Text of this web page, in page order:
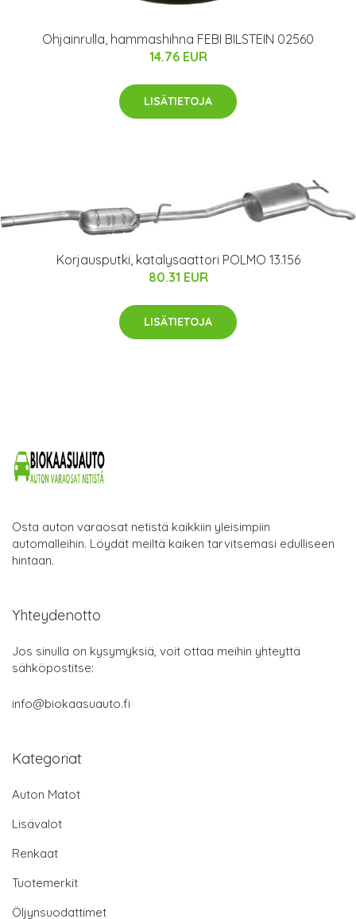
Ohjainrulla, hammashihna FEBI BILSTEIN 02560
14.76 EUR
LISÄTIETOJA
Korjausputki, katalysaattori POLMO 13.156
80.31 EUR
LISÄTIETOJA
Osta auton varaosat netistä kaikkiin yleisimpiin
automalleihin. Löydät meiltä kaiken tarvitsemasi edulliseen
hintaan.
Yhteydenotto
Jos sinulla on kysymyksiä, voit ottaa meihin yhteyttä
sähköpostitse:
info@biokaasuauto.fi
Kategoriat
Auton Matot
Lisävalot
Renkaat
Tuotemerkit
Öljynsuodattimet